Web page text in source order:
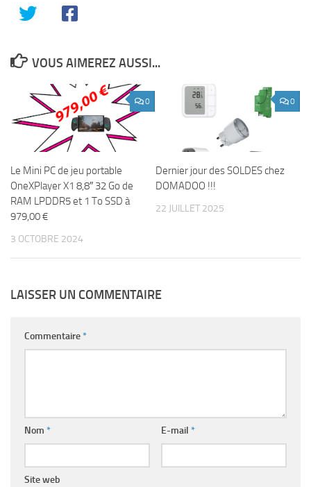
VOUS AIMEREZ AUSSI...
0
Le Mini PC de jeu portable
OneXPlayer X1 8,8″ 32 Go de
RAM LPDDR5 et 1 To SSD à
979,00 €
3 OCTOBRE 2024
0
Dernier jour des SOLDES chez
DOMADOO !!!
22 JUILLET 2025
LAISSER UN COMMENTAIRE
Commentaire*
Nom * E-mail *
Site web